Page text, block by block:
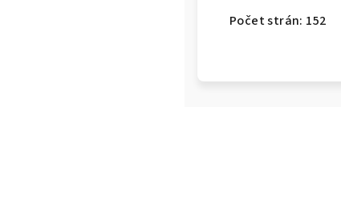
Počet strán: 152